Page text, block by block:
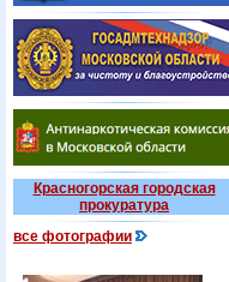
Красногорская городская
прокуратура
все фотографии